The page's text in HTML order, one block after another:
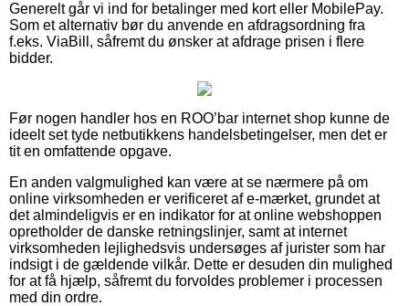
Generelt går vi ind for betalinger med kort eller MobilePay.
Som et alternativ bør du anvende en afdragsordning fra
f.eks. ViaBill, såfremt du ønsker at afdrage prisen i flere
bidder.
Før nogen handler hos en ROO’bar internet shop kunne de
ideelt set tyde netbutikkens handelsbetingelser, men det er
tit en omfattende opgave.
En anden valgmulighed kan være at se nærmere på om
online virksomheden er verificeret af e-mærket, grundet at
det almindeligvis er en indikator for at online webshoppen
opretholder de danske retningslinjer, samt at internet
virksomheden lejlighedsvis undersøges af jurister som har
indsigt i de gældende vilkår. Dette er desuden din mulighed
for at få hjælp, såfremt du forvoldes problemer i processen
med din ordre.